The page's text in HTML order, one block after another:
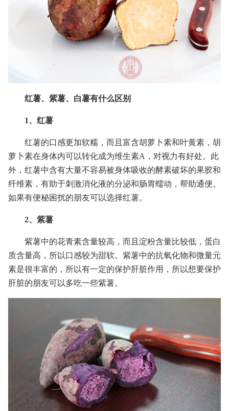
红薯、紫薯、白薯有什么区别
1、红薯
红薯的口感更加软糯，而且富含胡萝卜素和叶黄素，胡
萝卜素在身体内可以转化成为维生素A，对视力有好处。此
外，红薯中含有大量不容易被身体吸收的酵素破坏的果胶和
纤维素，有助于刺激消化液的分泌和肠胃蠕动，帮助通便。
如果有便秘困扰的朋友可以选择红薯。
2、紫薯
紫薯中的花青素含量较高，而且淀粉含量比较低，蛋白
质含量高，所以口感较为甜软。紫薯中的抗氧化物和微量元
素是很丰富的，所以有一定的保护肝脏作用，所以想要保护
肝脏的朋友可以多吃一些紫薯。